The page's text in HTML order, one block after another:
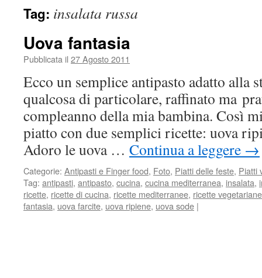
Tag: insalata russa
Uova fantasia
Pubblicata il 27 Agosto 2011
Ecco un semplice antipasto adatto alla
qualcosa di particolare, raffinato ma
compleanno della mia bambina. Così
piatto con due semplici ricette: uova
Adoro le uova … Continua a leggere →
Categorie: Antipasti e Finger food, Foto, Piatti delle feste, Piatti
Tag: antipasti, antipasto, cucina, cucina mediterranea, insalata,
ricette, ricette di cucina, ricette mediterranee, ricette vegetariane
fantasia, uova farcite, uova ripiene, uova sode |